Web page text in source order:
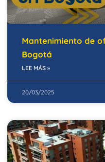
Mantenimiento de
Bogotá
LEE MÁS »
20/03/2025